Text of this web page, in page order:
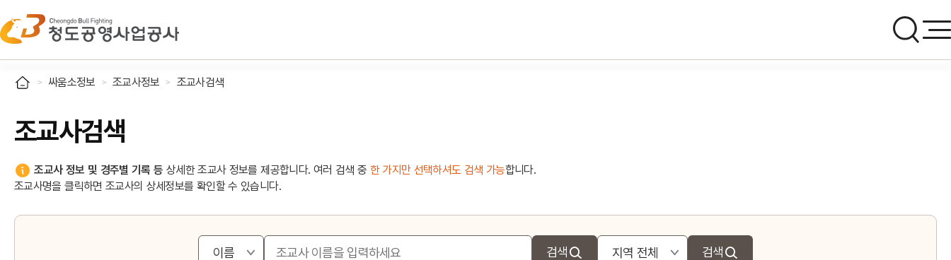
싸움소정보 조교사정보 조교사검색
조교사검색
조교사 정보 및 경주별 기록 등 상세한 조교사 정보를 제공합니다. 여러 검색 중 한 가지만 선택하셔도 검색 가능합니다.
조교사명을 클릭하면 조교사의 상세정보를 확인할 수 있습니다.
검색 검색